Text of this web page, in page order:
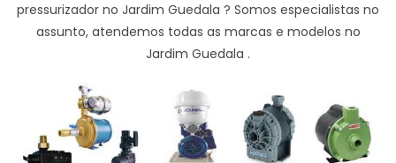
pressurizador no Jardim Guedala ? Somos especialistas no
assunto, atendemos todas as marcas e modelos no
Jardim Guedala .